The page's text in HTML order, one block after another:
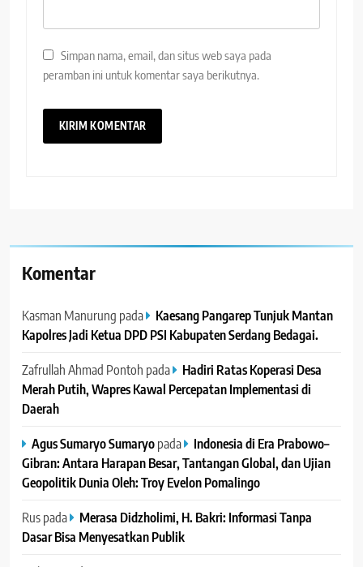
Simpan nama, email, dan situs web saya pada
peramban ini untuk komentar saya berikutnya.
Komentar
Kasman Manurung pada
Kaesang Pangarep Tunjuk Mantan
Kapolres Jadi Ketua DPD PSI Kabupaten Serdang Bedagai. ‎ ‎
Zafrullah Ahmad Pontoh pada
Hadiri Ratas Koperasi Desa
Merah Putih, Wapres Kawal Percepatan Implementasi di
Daerah
Agus Sumaryo Sumaryopada
Indonesia di Era Prabowo–
Gibran: Antara Harapan Besar, Tantangan Global, dan Ujian
Geopolitik Dunia Oleh: Troy Evelon Pomalingo
Ruspada
Merasa Didzholimi, H. Bakri: Informasi Tanpa
Dasar Bisa Menyesatkan Publik